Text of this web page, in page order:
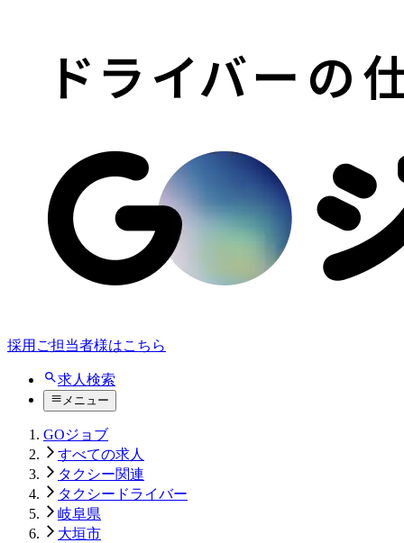
採用ご担当者様はこちら
求人検索
メニュー
GOジョブ
すべての求人
タクシー関連
タクシードライバー
岐阜県
大垣市